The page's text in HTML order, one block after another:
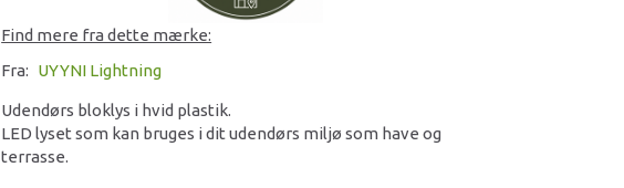
Find mere fra dette mærke:
Fra: UYYNI Lightning
Udendørs bloklys i hvid plastik.
LED lyset som kan bruges i dit udendørs miljø som have og
terrasse.